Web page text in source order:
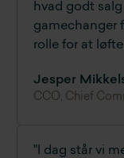
hvad godt
gamechanger
rolle for at løfte
Jesper
CCO, Chief
"I dag står vi